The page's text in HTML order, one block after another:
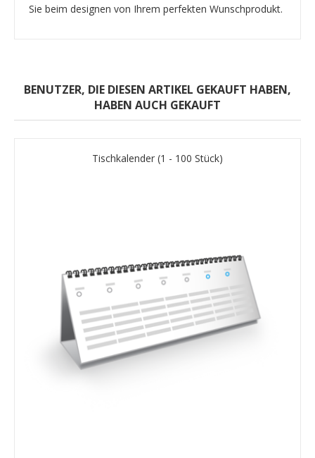
Sie beim designen von Ihrem perfekten Wunschprodukt.
BENUTZER, DIE DIESEN ARTIKEL GEKAUFT HABEN,
HABEN AUCH GEKAUFT
Tischkalender (1 - 100 Stück)